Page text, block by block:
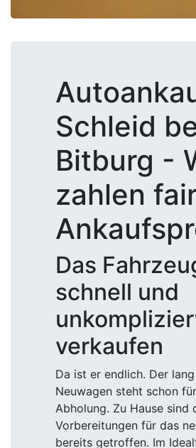
Schleid
Bitburg -
zahlen
Das
schnell und
verkaufen
Da ist er endlich. Der
Neuwagen steht schon
Abholung. Zu Hause sind
Vorbereitungen für das
bereits getroffen. Im